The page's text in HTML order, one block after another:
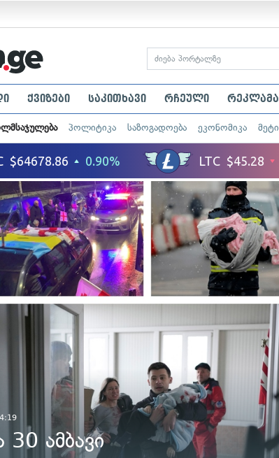
ქვიზები საკითხავი რჩეული რეკლამა
პოლიტიკა საზოგადოება ეკონომიკა მეტი
ამბავი